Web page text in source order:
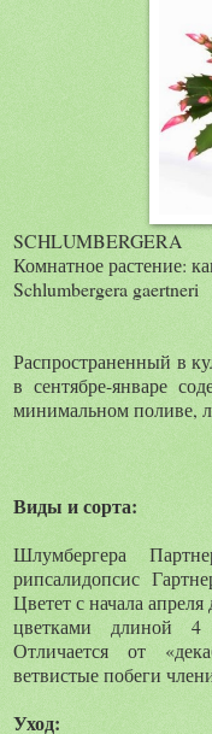
SCHLUMBERGERA
Комнатное растение:
Schlumbergera gaertneri
Распространенный в
в сентябре-январе
минимальном поливе,
Виды и сорта:
Шлумбергера
рипсалидопсис
Цветет с начала
цветками длиной 4
Отличается от
ветвистые побеги
Уход: